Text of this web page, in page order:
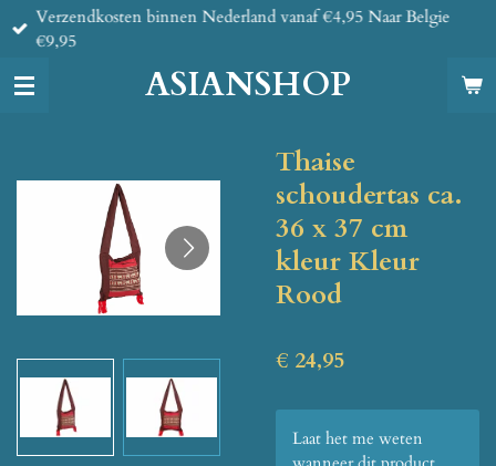
Ga
direct
de
ASIANSHOP
Verzendkosten binnen Nederland vanaf €4,95 Naar Belgie
€9,95
Thaise
schoudertas ca.
36 x 37 cm
kleur Kleur
Rood
€ 24,95
Laat het me weten